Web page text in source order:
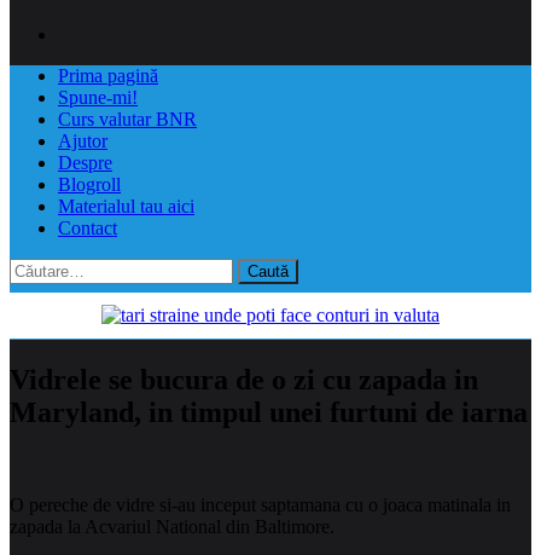
Prima pagină
Spune-mi!
Curs valutar BNR
Ajutor
Despre
Blogroll
Materialul tau aici
Contact
Caută
după:
Vidrele se bucura de o zi cu zapada in
Maryland, in timpul unei furtuni de iarna
O pereche de vidre si-au inceput saptamana cu o joaca matinala in
zapada la Acvariul National din Baltimore.